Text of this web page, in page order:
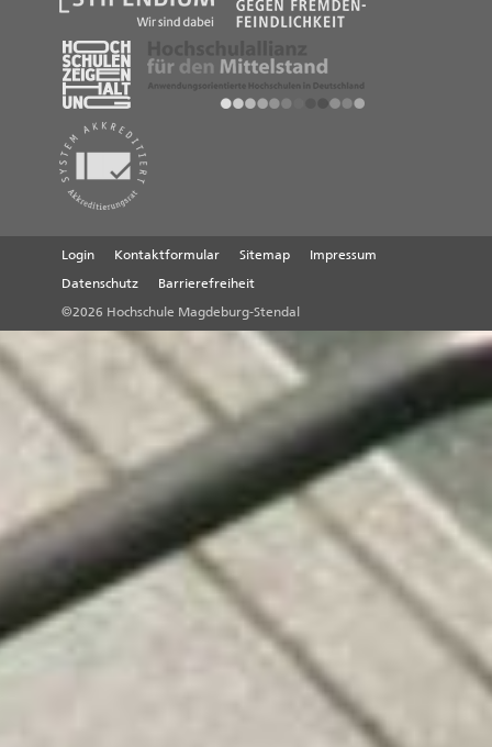
Login Kontaktformular Sitemap
Impressum
Datenschutz
Barrierefreiheit
©2026 Hochschule Magdeburg-Stendal